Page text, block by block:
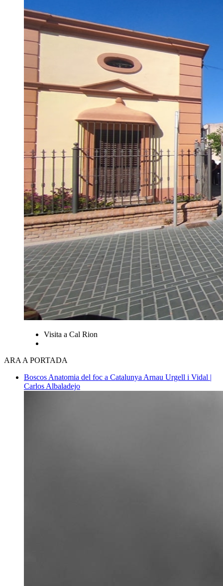
Visita a Cal Rion
ARA A PORTADA
Boscos Anatomia del foc a Catalunya Arnau Urgell i Vidal |
Carlos Albaladejo